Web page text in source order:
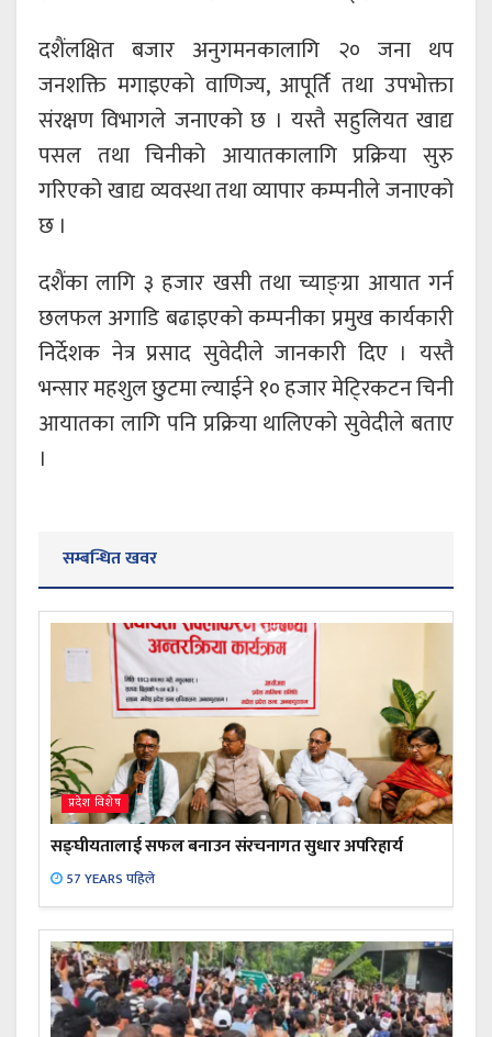
दशैंलक्षित बजार अनुगमनकालागि २० जना थप
जनशक्ति मगाइएको वाणिज्य, आपूर्ति तथा उपभोक्ता
संरक्षण विभागले जनाएको छ । यस्तै सहुलियत खाद्य
पसल तथा चिनीको आयातकालागि प्रक्रिया सुरु
गरिएको खाद्य व्यवस्था तथा व्यापार कम्पनीले जनाएको
छ ।
दशैंका लागि ३ हजार खसी तथा च्याङ्ग्रा आयात गर्न
छलफल अगाडि बढाइएको कम्पनीका प्रमुख कार्यकारी
निर्देशक नेत्र प्रसाद सुवेदीले जानकारी दिए । यस्तै
भन्सार महशुल छुटमा ल्याईने १० हजार मेटि्रकटन चिनी
आयातका लागि पनि प्रक्रिया थालिएको सुवेदीले बताए
।
सम्बन्धित खवर
प्रदेश विशेष
सङ्घीयतालाई सफल बनाउन संरचनागत सुधार अपरिहार्य
57 YEARS पहिले